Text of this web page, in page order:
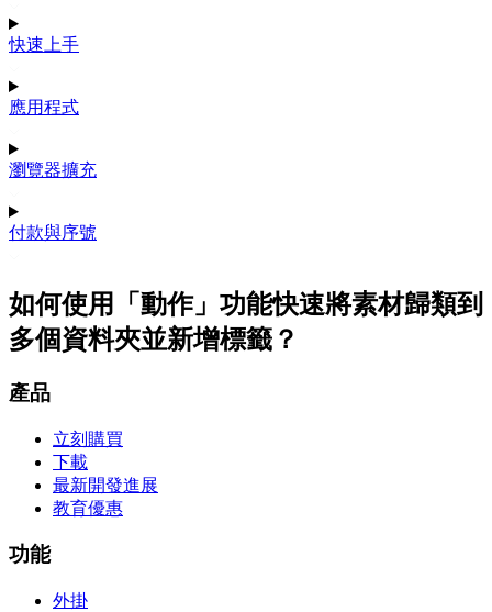
快速上手
應用程式
瀏覽器擴充
付款與序號
如何使用「動作」功能快速將素材歸類到
多個資料夾並新增標籤？
產品
立刻購買
下載
最新開發進展
教育優惠
功能
外掛